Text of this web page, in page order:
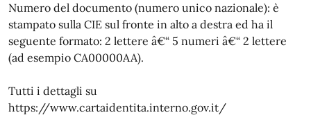
Numero del documento (numero unico nazionale): è
stampato sulla CIE sul fronte in alto a destra ed ha il
seguente formato: 2 lettere â€“ 5 numeri â€“ 2 lettere
(ad esempio CA00000AA).
Tutti i dettagli su
https://www.cartaidentita.interno.gov.it/